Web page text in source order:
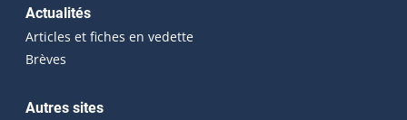
Actualités
Articles et fiches en vedette
Brèves
Autres sites